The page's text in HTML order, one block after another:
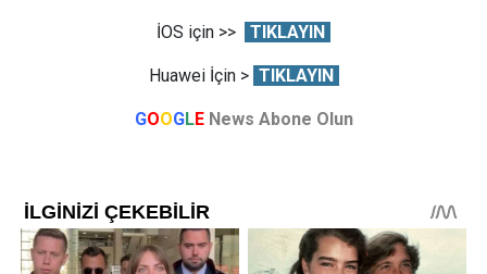
İOS için >> TIKLAYIN
Huawei İçin > TIKLAYIN
GOOGLE News Abone Olun